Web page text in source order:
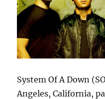
System Of A Down
Angeles, California,